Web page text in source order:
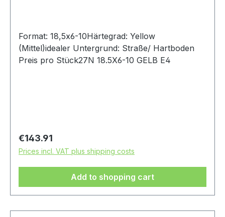
Format: 18,5x6-10Härtegrad: Yellow
(Mittel)idealer Untergrund: Straße/ Hartboden
Preis pro Stück27N 18.5X6-10 GELB E4
Regular price:
€143.91
Prices incl. VAT plus shipping costs
Add to shopping cart